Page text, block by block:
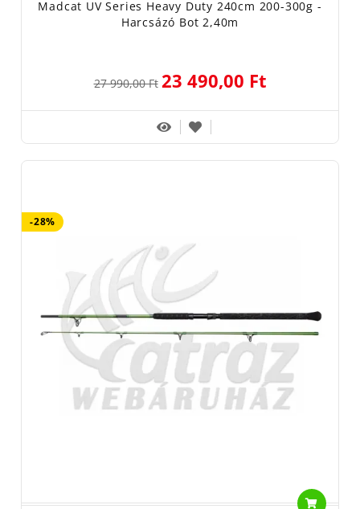
Madcat UV Series Heavy Duty 240cm 200-300g -
Harcsázó Bot 2,40m
27 990,00 Ft 23 490,00 Ft
-28%